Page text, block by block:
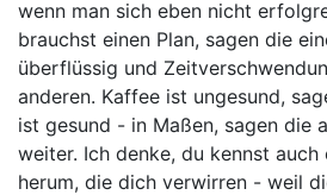
wenn man sich eben nicht
brauchst einen Plan, sagen die
überflüssig und
anderen. Kaffee ist ungesund,
ist gesund - in Maßen, sagen die
weiter. Ich denke, du kennst
herum, die dich verwirren - weil